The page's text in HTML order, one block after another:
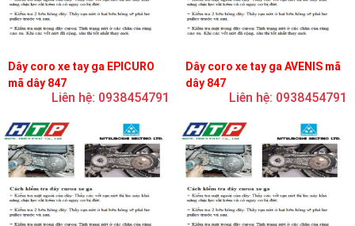
Dây coro xe tay ga EPICURO
mã dây 847
Liên hệ: 0938454791
Dây coro xe tay ga AVENIS mã
dây 847
Liên hệ: 0938454791